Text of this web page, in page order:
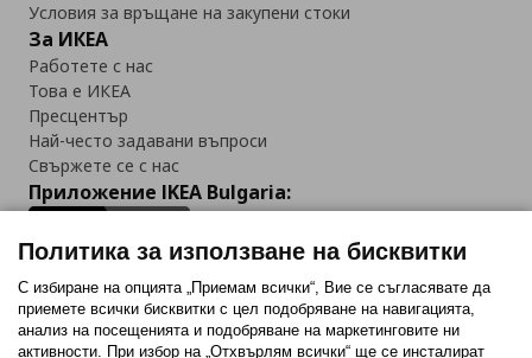
Условия за връщане на закупени стоки
За ИКЕА
Работете с нас
Това е ИКЕА
Пресцентър
Най-често задавани въпроси
Свържете се с нас
Приложение IKEA Bulgaria:
Последвайте ни:
Политика за използване на бисквитки
С избиране на опцията „Приемам всички“, Вие се съгласявате да
приемете всички бисквитки с цел подобряване на навигацията,
анализ на посещенията и подобряване на маркетинговите ни
активности. При избор на „Отхвърлям всички“ ще се инсталират